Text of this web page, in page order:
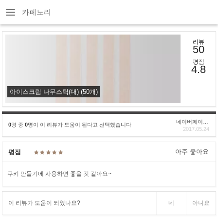
카페노리
아이스크림 나무스틱(대) (50개)
리뷰
50
평점
4.8
0명 중 0명이 이 리뷰가 도움이 된다고 선택했습니다
2017.05.24
평점 아주 좋아요
쿠키 만들기에 사용하면 좋을 것 같아요~
이 리뷰가 도움이 되었나요? 네 아니요